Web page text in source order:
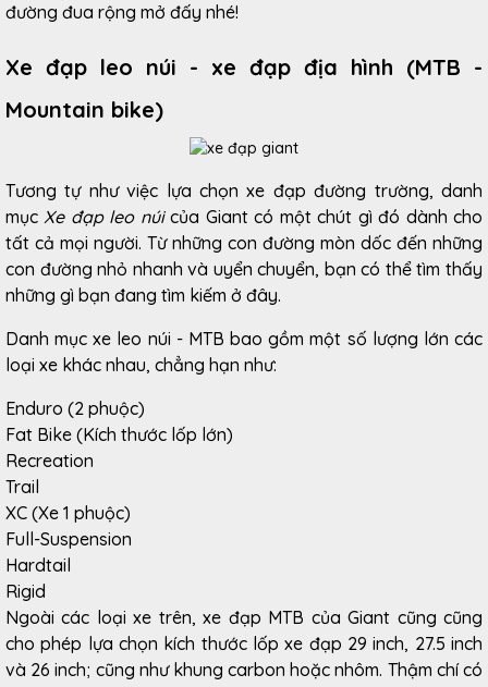
đường đua rộng mở đấy nhé!
Xe đạp leo núi - xe đạp địa hình (MTB -
Mountain bike)
Tương tự như việc lựa chọn xe đạp đường trường, danh
mụcXe đạp leo núicủa Giant có một chút gì đó dành cho
tất cả mọi người. Từ những con đường mòn dốc đến những
con đường nhỏ nhanh và uyển chuyển, bạn có thể tìm thấy
những gì bạn đang tìm kiếm ở đây.
Danh mục xe leo núi - MTB bao gồm một số lượng lớn các
loại xe khác nhau, chẳng hạn như:
Enduro (2 phuộc)
Fat Bike (Kích thước lốp lớn)
Recreation
Trail
XC (Xe 1 phuộc)
Full-Suspension
Hardtail
Rigid
Ngoài các loại xe trên, xe đạp MTB của Giant cũng cũng
cho phép lựa chọn kích thước lốp xe đạp 29 inch, 27.5 inch
và 26 inch; cũng như khung carbon hoặc nhôm. Thậm chí có